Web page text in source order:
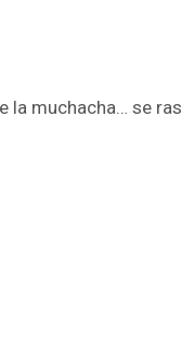
la muchacha… se